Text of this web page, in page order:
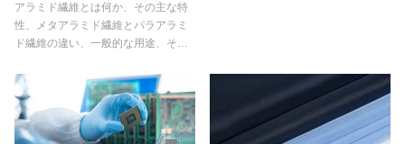
アラミド繊維とは何か、その主な特
性、メタアラミド繊維とパラアラミ
ド繊維の違い、一般的な用途、そし
の選び方について学びましょう。